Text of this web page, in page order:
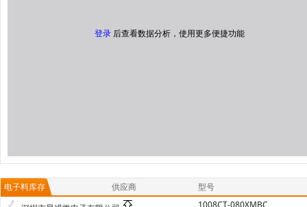
登录 后查看数据分析，使用更多便捷功能
电子料库存 供应商
型号
1008CT-080XMBC